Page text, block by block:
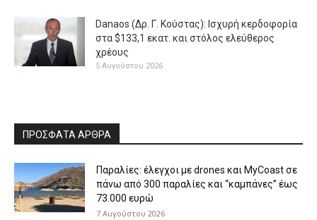
Danaos (Δρ. Γ. Κούστας): Ισχυρή κερδοφορία
στα $133,1 εκατ. και στόλος ελεύθερος
χρέους
5 Αυγούστου 2026
ΠΡΟΣΦΑΤΑ ΑΡΘΡΑ
Παραλίες: έλεγχοι με drones και MyCoast σε
πάνω από 300 παραλίες και “καμπάνες” έως
73.000 ευρώ
7 Αυγούστου 2026